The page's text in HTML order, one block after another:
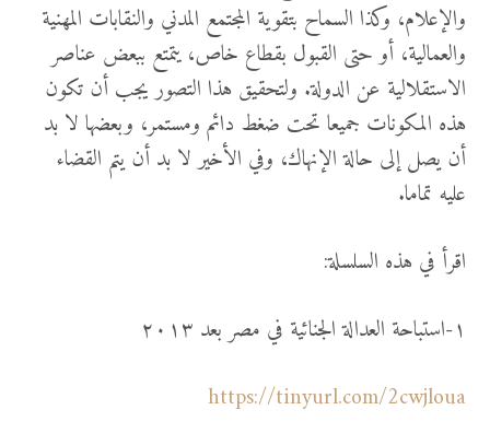
والإعلام، وكذا السماح بتقوية المجتمع المدني والنقابات المهنية
والعمالية، أو حتى القبول بقطاع خاص، يتمتع ببعض عناصر
الاستقلالية عن الدولة. ولتحقيق هذا التصور يجب أن تكون
هذه المكونات جميعا تحت ضغط دائم ومستمر، وبعضها لا بد
أن يصل إلى حالة الإنهاك، وفي الأخير لا بد أن يتم القضاء
عليه تماما.
اقرأ في هذه السلسلة:
١-استباحة العدالة الجنائية في مصر بعد ٢٠١٣
https://tinyurl.com/2cwjloua